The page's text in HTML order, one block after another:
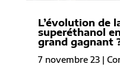
L’évolution de
superéthanol
grand gagnant
7 novembre 23|